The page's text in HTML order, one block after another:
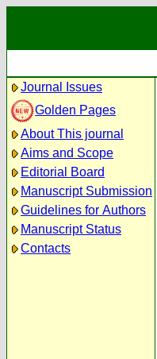
Journal Issues
Golden Pages
About This journal
Aims and Scope
Editorial Board
Manuscript Submission
Guidelines for Authors
Manuscript Status
Contacts